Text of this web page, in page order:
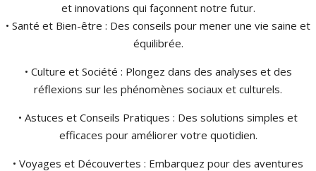
et innovations qui façonnent notre futur.
• Santé et Bien-être : Des conseils pour mener une vie saine et
équilibrée.
• Culture et Société : Plongez dans des analyses et des
réflexions sur les phénomènes sociaux et culturels.
• Astuces et Conseils Pratiques : Des solutions simples et
efficaces pour améliorer votre quotidien.
• Voyages et Découvertes : Embarquez pour des aventures